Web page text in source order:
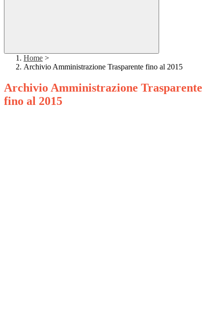
Home >
Archivio Amministrazione Trasparente fino al 2015
Archivio Amministrazione Trasparente
fino al 2015